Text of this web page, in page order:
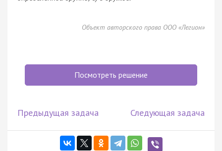
Объект авторского права ООО «Легион»
Посмотреть решение
Предыдущая задача Следующая задача